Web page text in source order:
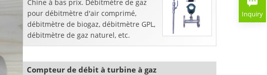
Chine à bas prix. Débitmètre de gaz
pour débitmètre d'air comprimé,
débitmètre de biogaz, débitmètre GPL,
débitmètre de gaz naturel, etc.
Compteur de débit à turbine à gaz
Inquiry